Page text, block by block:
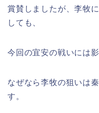
賞賛しましたが、李牧
しても、
今回の宜安の戦いには
なぜなら李牧の狙いは
す。